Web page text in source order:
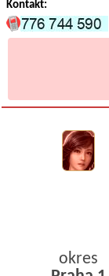
Kontakt:
okres